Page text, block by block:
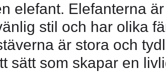
elefant. Elefanterna
stil och har olika
är stora och
sätt som skapar en